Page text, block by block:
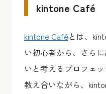
kintone Café
kintone Caféとは、
い初心者から、さら
いと考えるプロフェ
教え合いながら、